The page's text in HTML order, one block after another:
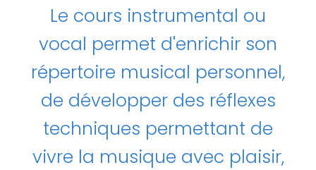
Le cours instrumental ou
vocal permet d'enrichir son
répertoire musical personnel,
de développer des réflexes
techniques permettant de
vivre la musique avec plaisir,